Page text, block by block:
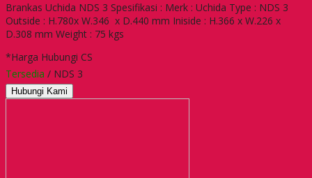
Brankas Uchida NDS 3 Spesifikasi : Merk : Uchida Type : NDS 3
Outside : H.780x W.346 x D.440 mm Iniside : H.366 x W.226 x
D.308 mm Weight : 75 kgs
*Harga Hubungi CS
Tersedia / NDS 3
Hubungi Kami